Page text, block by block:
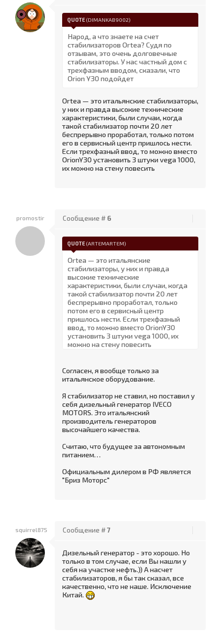
QUOTE (DIMANKAB9002)
Народ, а что знаете на счет
стабилизаторов Ortea? Судя по
отзывам, это очень долговечные
стабилизаторы. У нас частный дом с
трехфазным вводом, сказали, что
Orion Y30 подойдет
Ortea — это итальянские стабилизаторы,
у них и правда высокие технические
характеристики, были случаи, когда
такой стабилизатор почти 20 лет
беспрерывно проработал, только потом
его в сервисный центр пришлось нести.
Если трехфазный ввод, то можно вместо
OrionY30 установить 3 штуки vega 1000,
их можно на стену повесить
promostir Сообщение # 6
QUOTE (ARTEMARTEM)
Ortea — это итальянские
стабилизаторы, у них и правда
высокие технические
характеристики, были случаи, когда
такой стабилизатор почти 20 лет
беспрерывно проработал, только
потом его в сервисный центр
пришлось нести. Если трехфазный
ввод, то можно вместо OrionY30
установить 3 штуки vega 1000, их
можно на стену повесить
Согласен, я вообще только за
итальянское оборудование.
Я стабилизатор не ставил, но поставил у
себя дизельный генератор IVECO
MOTORS. Это итальянский
производитель генераторов
высочайшего качества.
Считаю, что будущее за автономным
питанием…
Официальным дилером в РФ является
"Бриз Моторс"
squirrel875 Сообщение #7
Дизельный генератор - это хорошо. Но
только в том случае, если Вы нашли у
себя на участке нефть.)) А насчет
стабилизаторов, я бы так сказал, все
качественно, что не наше. Исключение
Китай.